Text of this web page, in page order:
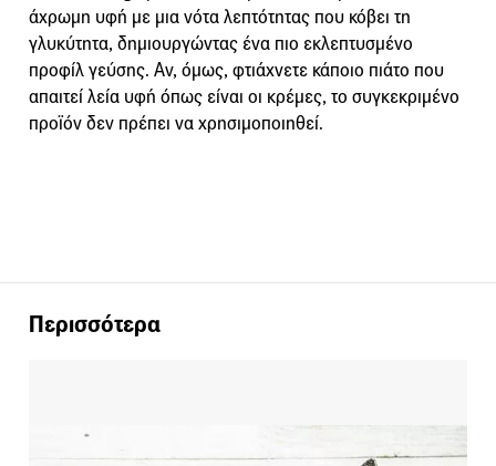
άχρωμη υφή με μια νότα λεπτότητας που κόβει τη
γλυκύτητα, δημιουργώντας ένα πιο εκλεπτυσμένο
προφίλ γεύσης. Αν, όμως, φτιάχνετε κάποιο πιάτο που
απαιτεί λεία υφή όπως είναι οι κρέμες, το συγκεκριμένο
προϊόν δεν πρέπει να χρησιμοποιηθεί.
Περισσότερα